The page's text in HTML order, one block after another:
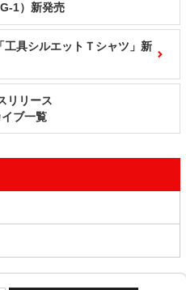
1）新発売
リリース
ブ一覧
工具シルエットＴシャツ」新